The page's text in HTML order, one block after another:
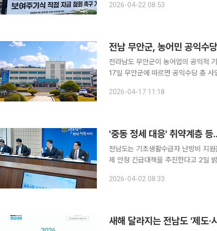
2026-04-22 08:53
전남 무안군, 농어민 공익
전라남도 무안군이 농어업의 공익적
17일 무안군에 따르면 공익수당 총
다. 올해 지급액은 지난해보다 10만
2026-04-17 11:18
'중동 정세 대응' 취약계층
전남도는 기초생활수급자 난방비 지
제 안정 긴급대책을 추진한다고 2일 밝혔다. 실제 취약계층·농어민·소상공인, 중소
2026-04-02 08:33
새해 달라지는 전남도 '제도·